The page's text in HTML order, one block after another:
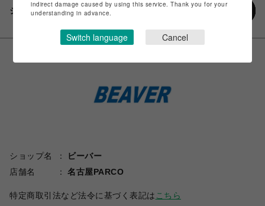
シェアする
ショップ名
ビーバー
店舗名
名古屋PARCO
特定商取引法など法令に基づく表記は こちら
indirect damage caused by using this service. Thank you for your
understanding in advance.
Switch language Cancel